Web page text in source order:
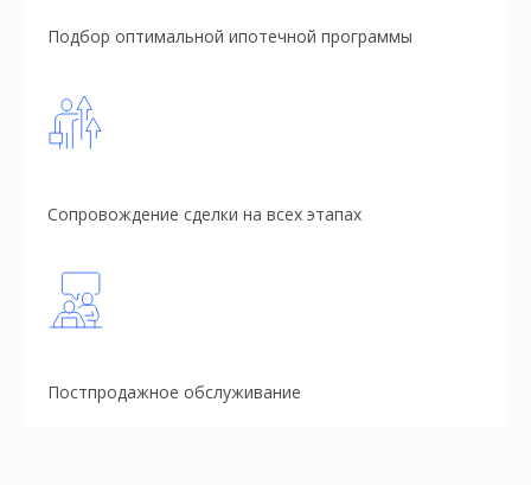
Подбор оптимальной ипотечной программы
Сопровождение сделки на всех этапах
Постпродажное обслуживание